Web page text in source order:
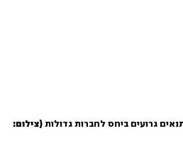
גרועים ביחס לחברות גדולות (צילום: